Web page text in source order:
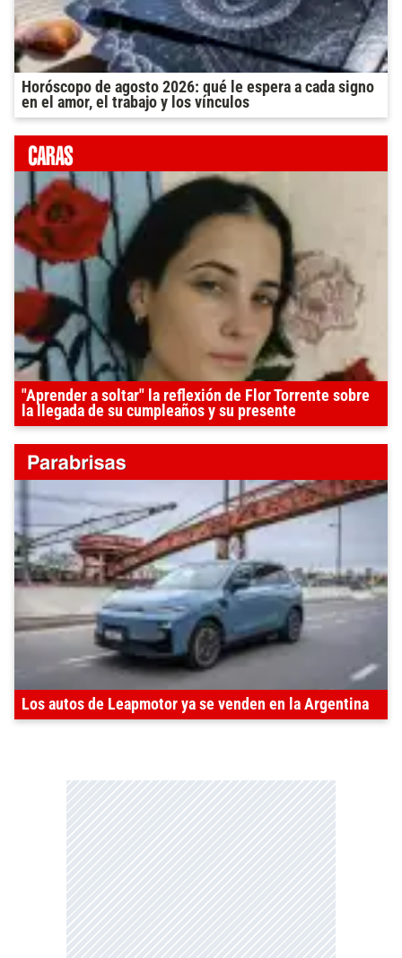
Horóscopo de agosto 2026: qué le espera a cada signo
en el amor, el trabajo y los vínculos
"Aprender a soltar" la reflexión de Flor Torrente sobre
la llegada de su cumpleaños y su presente
Los autos de Leapmotor ya se venden en la Argentina